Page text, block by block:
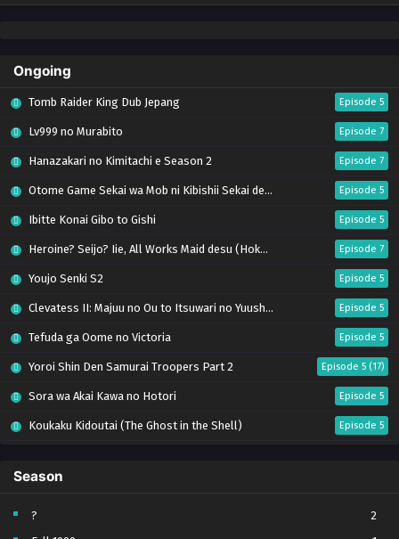
Ongoing
Tomb Raider King Dub Jepang Episode 5
Lv999 no Murabito Episode 7
Hanazakari no Kimitachi e Season 2 Episode 7
Otome Game Sekai wa Mob ni Kibishii Sekai desu 2 Episode 5
Ibitte Konai Gibo to Gishi Episode 5
Heroine? Seijo? Iie, All Works Maid desu (Hokori)! Episode 7
Youjo Senki S2 Episode 5
Clevatess II: Majuu no Ou to Itsuwari no Yuusha Denshou Episode 5
Tefuda ga Oome no Victoria Episode 5
Yoroi Shin Den Samurai Troopers Part 2 Episode 5 (17)
Sora wa Akai Kawa no Hotori Episode 5
Koukaku Kidoutai (The Ghost in the Shell) Episode 5
Tai-Ari deshita. Ojousama wa Kakutou Game nante Shinai
World Is Dancing Episode 6
Season
?
2